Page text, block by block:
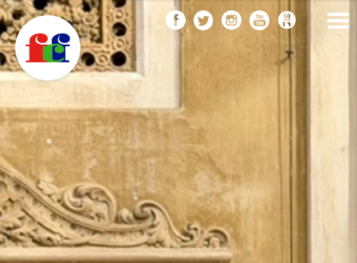
Vés
al
contingut
FEDERACIÓ CATALANA
DE FOTOGRAFIA
F
C
F